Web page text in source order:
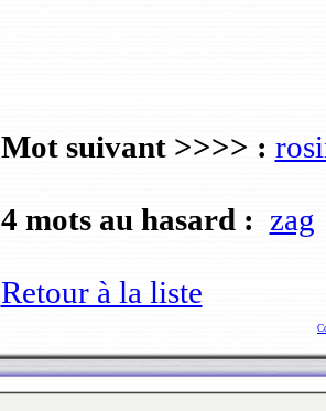
Mot suivant >>>> :
4 mots au hasard : zag
Retour à la liste